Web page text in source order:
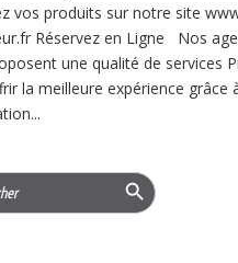
vos produits sur notre site
Réservez en Ligne Nos
une qualité de services
la meilleure expérience grâce
Search Button